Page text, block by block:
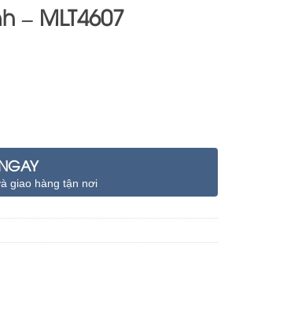
– MLT4607
giao hàng tận nơi